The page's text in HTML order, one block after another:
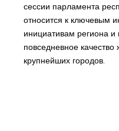
сессии парламента
относится к ключевым
инициативам региона
повседневное
крупнейших городов.